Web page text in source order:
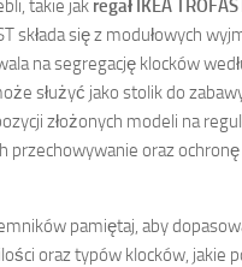
takie jak regał IKEA TROFAST
składa się z modułowych
na segregację klocków
służyć jako stolik do
złożonych modeli na
przechowywanie oraz
pamiętaj, aby
oraz typów klocków, jakie